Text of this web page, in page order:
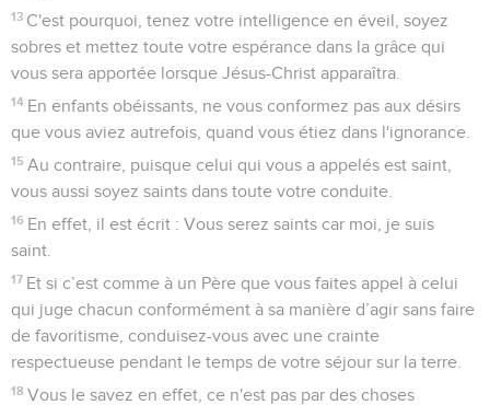
13 C'est pourquoi, tenez votre intelligence en éveil, soyez
sobres et mettez toute votre espérance dans la grâce qui
vous sera apportée lorsque Jésus-Christ apparaîtra.
14 En enfants obéissants, ne vous conformez pas aux désirs
que vous aviez autrefois, quand vous étiez dans l'ignorance.
15 Au contraire, puisque celui qui vous a appelés est saint,
vous aussi soyez saints dans toute votre conduite.
16 En effet, il est écrit : Vous serez saints car moi, je suis
saint.
17 Et si c’est comme à un Père que vous faites appel à celui
qui juge chacun conformément à sa manière d’agir sans faire
de favoritisme, conduisez-vous avec une crainte
respectueuse pendant le temps de votre séjour sur la terre.
18 Vous le savez en effet, ce n'est pas par des choses